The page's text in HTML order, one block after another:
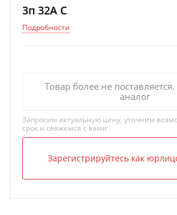
3п 32A C
Подробности
Товар более не
аналог
Запросим актуальную цену, уточним
срок и свяжемся с вами
Зарегистрируйтесь как